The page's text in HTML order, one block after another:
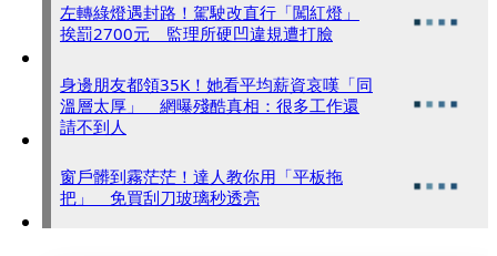
左轉綠燈遇封路！駕駛改直行「闖紅燈」
挨罰2700元 監理所硬凹違規遭打臉
身邊朋友都領35K！她看平均薪資哀嘆「同
溫層太厚」 網曝殘酷真相：很多工作還
請不到人
窗戶髒到霧茫茫！達人教你用「平板拖
把」 免買刮刀玻璃秒透亮